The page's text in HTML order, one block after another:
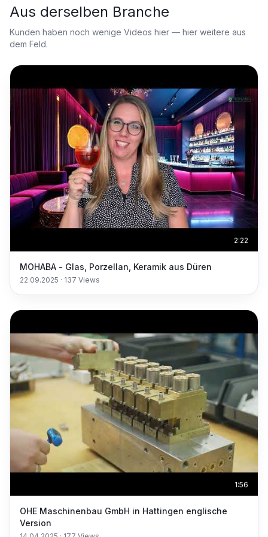
Aus derselben Branche
Kunden haben noch wenige Videos hier — hier weitere aus
dem Feld.
2:22
MOHABA - Glas, Porzellan, Keramik aus Düren
22.09.2025 · 137 Views
1:56
OHE Maschinenbau GmbH in Hattingen englische
Version